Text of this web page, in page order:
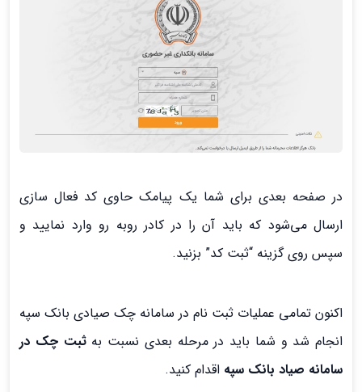
در صفحه بعدی برای شما یک پیامک حاوی کد فعال سازی
ارسال می‌شود که باید آن را در کادر روبه رو وارد نمایید و
سپس روی گزینه “ثبت کد” بزنید.
اکنون تمامی عملیات ثبت نام در سامانه چک صیادی بانک سپه
انجام شد و شما باید در مرحله بعدی نسبت بهثبت چک در
سامانه صیاد بانک سپه اقدام کنید.